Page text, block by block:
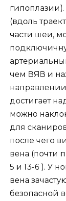
(вдоль
части шеи,
чем ВЯВ и
достигает
можно
для
после чего
вена (почти
5 и 13-6 ). У
вена
безопасной